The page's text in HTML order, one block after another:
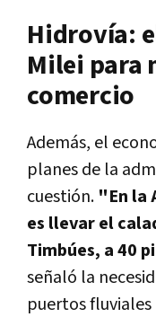
Hidrovía:
Milei para
comercio
Además, el
planes de la
cuestión. "En la
es llevar el
Timbúes, a 40
señaló la
puertos